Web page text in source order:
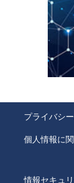
プライバシ
個人情報に
情報セキュ